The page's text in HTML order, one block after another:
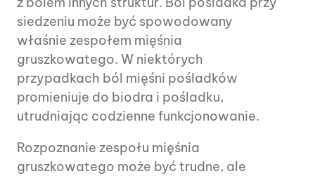
siedzeniu może być spowodowany
właśnie zespołem mięśnia
gruszkowatego. W niektórych
przypadkach ból mięśni pośladków
promieniuje do biodra i pośladku,
utrudniając codzienne funkcjonowanie.
Rozpoznanie zespołu mięśnia
gruszkowatego może być trudne, ale